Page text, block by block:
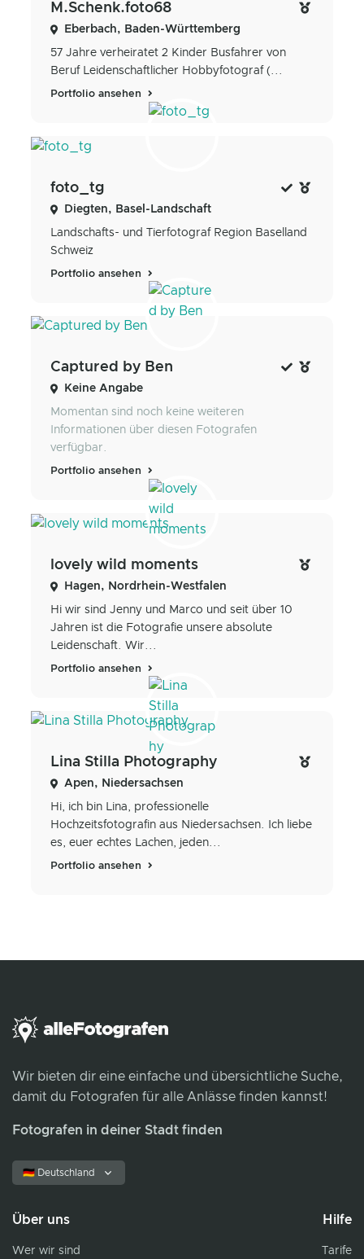
M.Schenk.foto68
Eberbach, Baden-Württemberg
57 Jahre verheiratet 2 Kinder Busfahrer von
Beruf Leidenschaftlicher Hobbyfotograf (...
Portfolio ansehen
foto_tg
Diegten, Basel-Landschaft
Landschafts- und Tierfotograf Region Baselland
Schweiz
Portfolio ansehen
Captured by Ben
Keine Angabe
Momentan sind noch keine weiteren
Informationen über diesen Fotografen
verfügbar.
Portfolio ansehen
lovely wild moments
Hagen, Nordrhein-Westfalen
Hi wir sind Jenny und Marco und seit über 10
Jahren ist die Fotografie unsere absolute
Leidenschaft. Wir...
Portfolio ansehen
Lina Stilla Photography
Apen, Niedersachsen
Hi, ich bin Lina, professionelle
Hochzeitsfotografin aus Niedersachsen. Ich liebe
es, euer echtes Lachen, jeden...
Portfolio ansehen
Wir bieten dir eine einfache und übersichtliche Suche,
damit du Fotografen für alle Anlässe finden kannst!
Fotografen in deiner Stadt finden
🇩🇪 Deutschland
Über uns
Wer wir sind
Hilfe
Tarife